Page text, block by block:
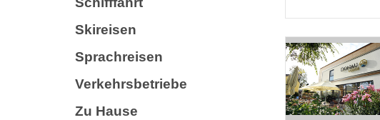
Skireisen
Sprachreisen
Verkehrsbetriebe
Zu Hause